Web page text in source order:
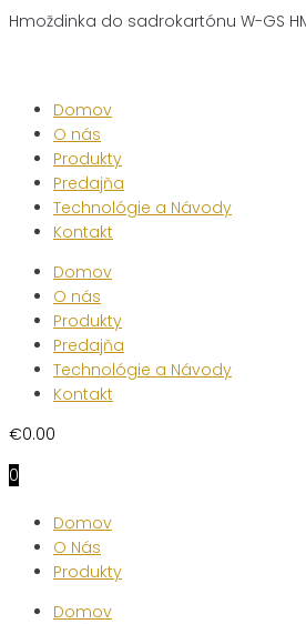
Hmoždinka do sadrokartónu W-GS
Domov
O nás
Produkty
Predajňa
Technológie a Návody
Kontakt
Domov
O nás
Produkty
Predajňa
Technológie a Návody
Kontakt
€0.00
0
Domov
O Nás
Produkty
Domov